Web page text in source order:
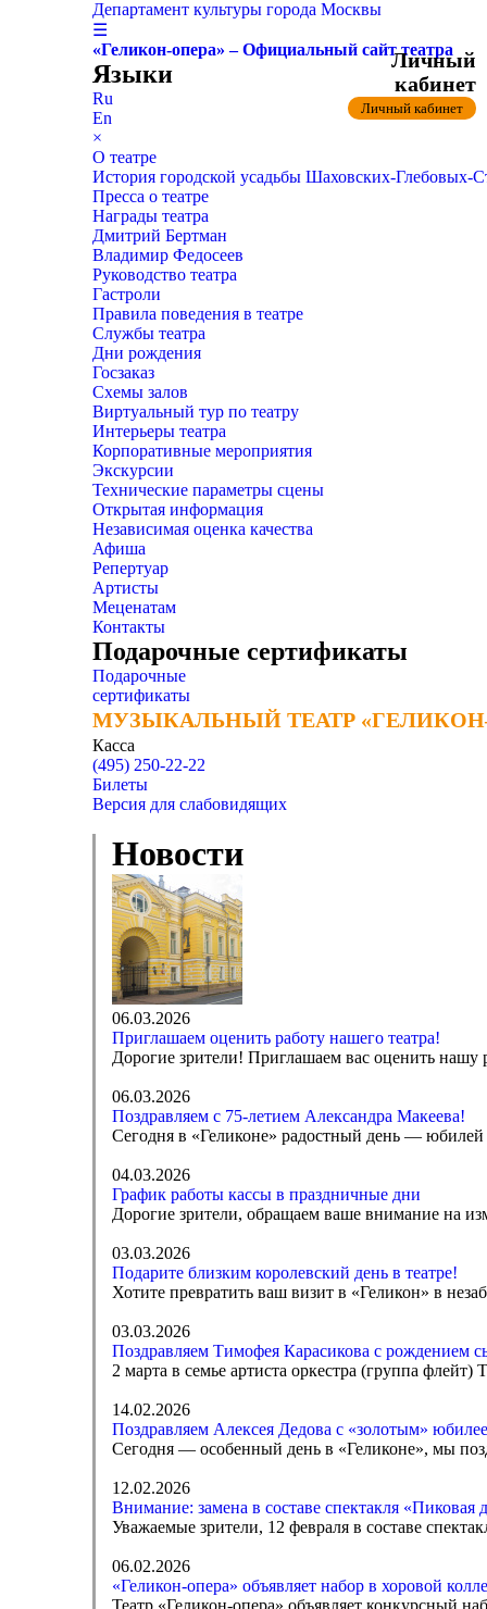
Департамент культуры города Москвы
☰
«Геликон-опера» – Официальный сайт театра
Языки
Ru
En
×
О театре
История городской усадьбы Шаховских-
Пресса о театре
Награды театра
Дмитрий Бертман
Владимир Федосеев
Руководство театра
Гастроли
Правила поведения в театре
Службы театра
Дни рождения
Госзаказ
Схемы залов
Виртуальный тур по театру
Интерьеры театра
Корпоративные мероприятия
Экскурсии
Технические параметры сцены
Открытая информация
Независимая оценка качества
Афиша
Репертуар
Артисты
Меценатам
Контакты
Подарочные сертификаты
Подарочные
сертификаты
МУЗЫКАЛЬНЫЙ ТЕАТР
МУЗЫКАЛЬНЫЙ ТЕАТР
Касса
(495) 250-22-22
Личный
кабинет
Личный кабинет
Билеты
Версия для слабовидящих
Новости
06.03.2026
Приглашаем оценить работу нашего театра!
Дорогие зрители! Приглашаем вас оценить нашу
06.03.2026
Поздравляем с 75-летием Александра Макеева!
Сегодня в «Геликоне» радостный день —
04.03.2026
График работы кассы в праздничные дни
Дорогие зрители, обращаем ваше внимание на
03.03.2026
Подарите близким королевский день в театре!
Хотите превратить ваш визит в «Геликон» в
03.03.2026
Поздравляем Тимофея Карасикова с рождением
2 марта в семье артиста оркестра (группа
14.02.2026
Поздравляем Алексея Дедова с «золотым»
Сегодня — особенный день в «Геликоне», мы
12.02.2026
Внимание: замена в составе спектакля «Пиковая
Уважаемые зрители, 12 февраля в составе
06.02.2026
«Геликон-опера» объявляет набор в хоровой
Театр «Геликон-опера» объявляет конкурсный